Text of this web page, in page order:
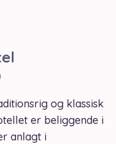
og klassisk
er beliggende i
anlagt i